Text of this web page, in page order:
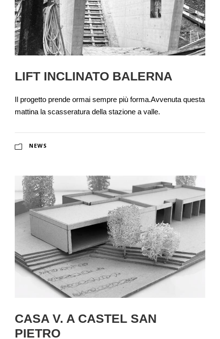
LIFT INCLINATO BALERNA
Il progetto prende ormai sempre più forma.Avvenuta questa
mattina la scasseratura della stazione a valle.
NEWS
CASA V. A CASTEL SAN
PIETRO